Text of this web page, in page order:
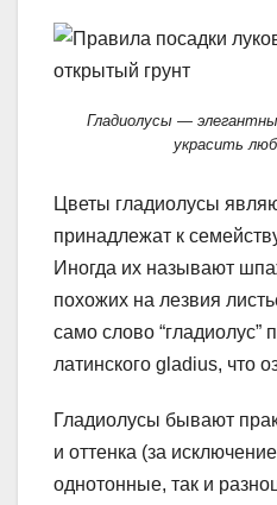
Гладиолусы —
украсить
Цветы гладиолусы
принадлежат к
Иногда их называют
похожих на лезвия
само слово “гладиолус”
латинского gladius, что
Гладиолусы бывают
и оттенка (за
однотонные, так и